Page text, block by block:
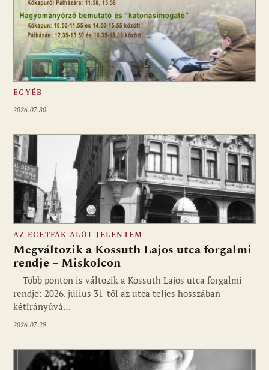
EGYÉB
2026.07.30.
AZ ECETFÁK ALÓL JELENTEM
Megváltozik a Kossuth Lajos utca forgalmi
rendje – Miskolcon
Több ponton is változik a Kossuth Lajos utca forgalmi
rendje: 2026. július 31-től az utca teljes hosszában
kétirányúvá…
2026.07.29.